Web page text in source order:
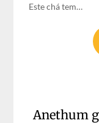
Este chá tem…
Anethum